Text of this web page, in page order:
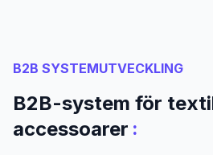
B2B SYSTEMUTVECKLING
B2B-system för
accessoarer :